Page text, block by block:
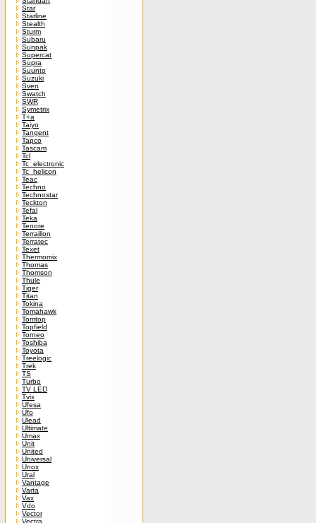
Star
Starline
Stealth
Sturm
Subaru
Sunpak
Supercat
Supra
Suunto
Suzuki
Sven
Swatch
SWR
Symetrix
T+a
Taiyo
Tangent
Tapco
Tascam
Tcl
Tc_electronic
Tc_helicon
Teac
Techno
Technostar
Teckton
Tefal
Teka
Tenore
Terraillon
Terratec
Texet
Thermomix
Thomas
Thomson
Thule
Tiger
Titan
Tokina
Tomahawk
Tomtop
Topfield
Torneo
Toshiba
Toyota
Treelogic
Trek
TS
Turbo
TV LED
Tvix
Ufesa
Ufo
Ulead
Ultimate
Umax
Unit
United
Universal
Unox
Ural
Vantage
Varta
Vax
Vdo
Vector
Vectra